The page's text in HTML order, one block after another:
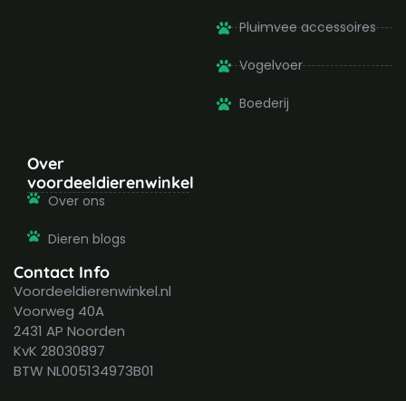
Pluimvee accessoires
Vogelvoer
Boederij
Over
voordeeldierenwinkel
Over ons
Dieren blogs
Contact Info
Voordeeldierenwinkel.nl
Voorweg 40A
2431 AP Noorden
KvK 28030897
BTW NL005134973B01